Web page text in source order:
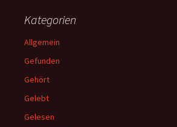
Kategorien
Allgemein
Gefunden
Gehört
Gelebt
Gelesen